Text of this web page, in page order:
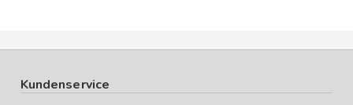
Kundenservice